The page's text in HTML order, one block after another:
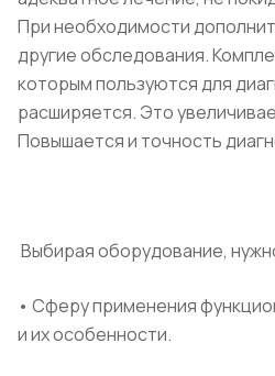
При необходимости
другие обследования.
которым пользуются для
расширяется. Это
Повышается и точность
Выбирая оборудование,
• Сферу применения
и их особенности.